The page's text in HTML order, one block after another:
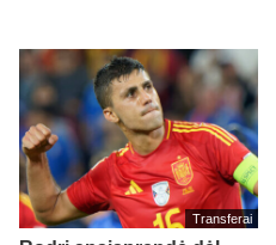
Transferai